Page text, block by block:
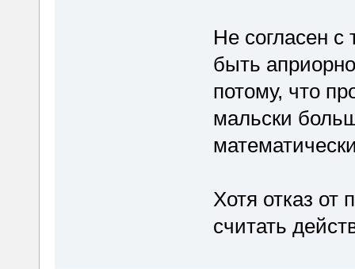
Не согласен с
быть
потому, что
мальски
Хотя отказ от
считать